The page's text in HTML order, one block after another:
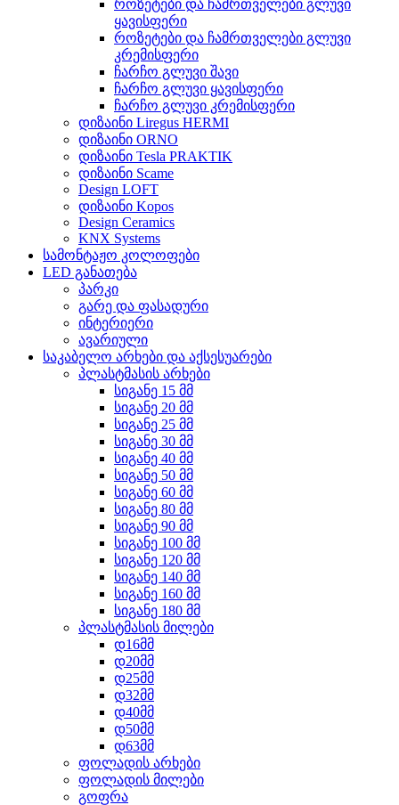
როზეტები და ჩამრთველები გლუვი
ყავისფერი
როზეტები და ჩამრთველები გლუვი
კრემისფერი
ჩარჩო გლუვი შავი
ჩარჩო გლუვი ყავისფერი
ჩარჩო გლუვი კრემისფერი
დიზაინი Liregus HERMI
დიზაინი ORNO
დიზაინი Tesla PRAKTIK
დიზაინი Scame
Design LOFT
დიზაინი Kopos
Design Ceramics
KNX Systems
სამონტაჟო კოლოფები
LED განათება
პარკი
გარე და ფასადური
ინტერიერი
ავარიული
საკაბელო არხები და აქსესუარები
პლასტმასის არხები
სიგანე 15 მმ
სიგანე 20 მმ
სიგანე 25 მმ
სიგანე 30 მმ
სიგანე 40 მმ
სიგანე 50 მმ
სიგანე 60 მმ
სიგანე 80 მმ
სიგანე 90 მმ
სიგანე 100 მმ
სიგანე 120 მმ
სიგანე 140 მმ
სიგანე 160 მმ
სიგანე 180 მმ
პლასტმასის მილები
დ16მმ
დ20მმ
დ25მმ
დ32მმ
დ40მმ
დ50მმ
დ63მმ
ფოლადის არხები
ფოლადის მილები
გოფრა